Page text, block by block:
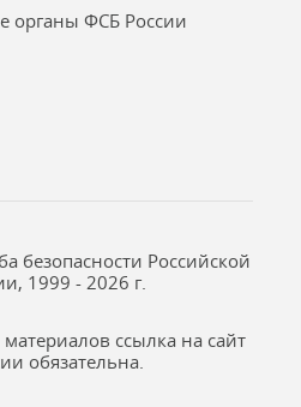
органы ФСБ России
безопасности Российской
1999 - 2026 г.
ссылка на сайт
обязательна.